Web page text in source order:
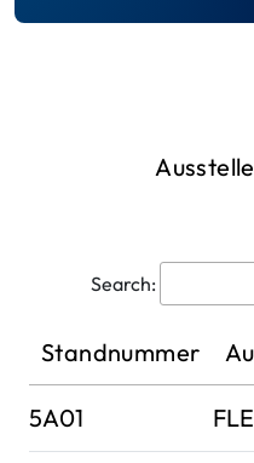
Search:
Standnummer
5A01